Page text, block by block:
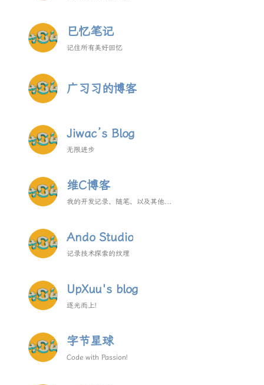
巳忆笔记
记住所有美好回忆
广习习的博客
Jiwac’s Blog
无限进步
维C博客
我的开发记录、随笔、以及其他...
Ando Studio
记录技术探索的纹理
UpXuu's blog
逐光而上!
字节星球
Code with Passion!